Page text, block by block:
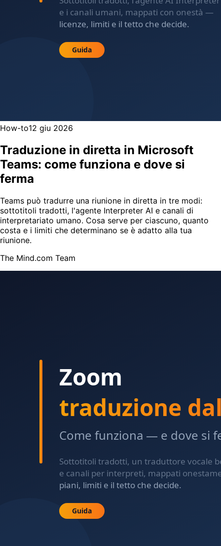
How-to12 giu 2026
Traduzione in diretta in Microsoft
Teams: come funziona e dove si
ferma
Teams può tradurre una riunione in diretta in tre modi:
sottotitoli tradotti, l'agente Interpreter AI e canali di
interpretariato umano. Cosa serve per ciascuno, quanto
costa e i limiti che determinano se è adatto alla tua
riunione.
The Mind.com Team